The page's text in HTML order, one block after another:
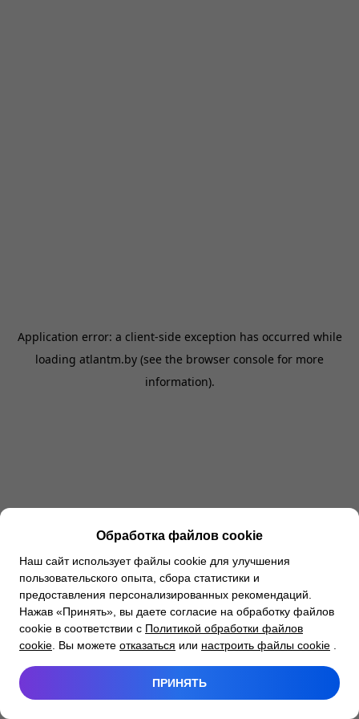
Application error: a client-side exception has occurred while
loading atlantm.by (see the browser console for more
information).
Обработка файлов cookie
Наш сайт использует файлы cookie для улучшения
пользовательского опыта, сбора статистики и
предоставления персонализированных рекомендаций.
Нажав «Принять», вы даете согласие на обработку файлов
cookie в соответствии с Политикой обработки файлов
cookie . Вы можете отказаться или настроить файлы cookie
ПРИНЯТЬ